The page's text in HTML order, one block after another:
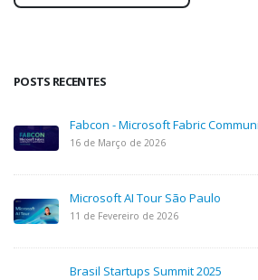
POSTS RECENTES
Fabcon - Microsoft Fabric
16 de Março de 2026
Microsoft AI Tour São Paulo
11 de Fevereiro de 2026
Brasil Startups Summit 2025